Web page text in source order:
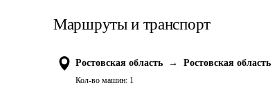
Маршруты и транспорт
Ростовская область → Ростовская область
Кол-во машин: 1